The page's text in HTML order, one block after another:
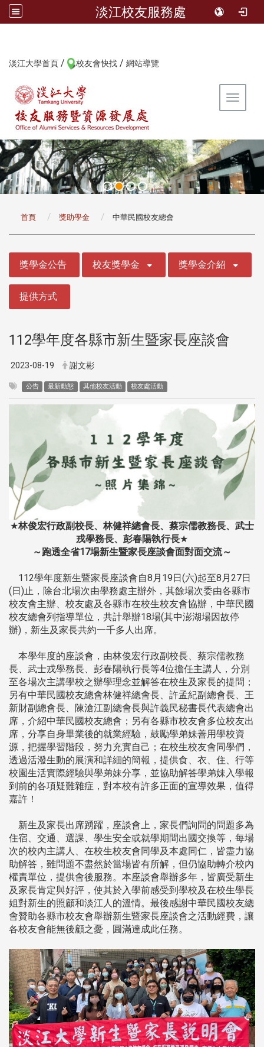
淡江校友服務處
淡江大學首頁 / 校友會快找 / 網站導覽
Toggle
首頁 獎助學金 中華民國校友總會
獎學金公告 校友獎學金 獎學金介紹
提供方式
112學年度各縣市新生暨家長座談會
2023-08-19 謝文彬
公告 最新動態 其他校友活動 校友處活動
★林俊宏行政副校長、林健祥總會長、蔡宗儒教務長、武士
戎學務長、彭春陽執行長★
～跑透全省17場新生暨家長座談會面對面交流～
112學年度新生暨家長座談會自8月19日(六)起至8月27日
(日)止，除台北場次由學務處主辦外，其餘場次委由各縣市
校友會主辦、校友處及各縣市在校生校友會協辦，中華民國
校友總會列指導單位，共計舉辦18場(其中澎湖場因故停
辦)，新生及家長共約一千多人出席。
本學年度的座談會，由林俊宏行政副校長、蔡宗儒教務
長、武士戎學務長、彭春陽執行長等4位擔任主講人，分別
至各場次主講學校之辦學理念並解答在校生及家長的提問；
另有中華民國校友總會林健祥總會長、許孟紀副總會長、王
新財副總會長、陳滄江副總會長與許義民秘書長代表總會出
席，介紹中華民國校友總會；另有各縣市校友會多位校友出
席，分享自身畢業後的就業經驗，鼓勵學弟妹善用學校資
源，把握學習階段，努力充實自己；在校生校友會同學們，
透過活潑生動的展演和詳細的簡報，提供食、衣、住、行等
校園生活實際經驗與學弟妹分享，並協助解答學弟妹入學報
到前的各項疑難雜症，對本校有許多正面的宣導效果，值得
嘉許！
新生及家長出席踴躍，座談會上，家長們詢問的問題多為
住宿、交通、選課、學生安全或就學期間出國交換等，每場
次的校內主講人、在校生校友會同學及本處同仁，皆盡力協
助解答，雖問題不盡然於當場皆有所解，但仍協助轉介校內
權責單位，提供會後服務。本座談會舉辦多年，皆廣受新生
及家長肯定與好評，使其於入學前感受到學校及在校生學長
姐對新生的照顧和淡江人的溫情。最後感謝中華民國校友總
會贊助各縣市校友會舉辦新生暨家長座談會之活動經費，讓
各校友會能無後顧之憂，圓滿達成此任務。